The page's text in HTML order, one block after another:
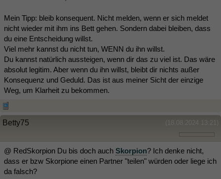
Mein Tipp: bleib konsequent. Nicht melden, wenn er sich meldet
nicht wieder mit ihm ins Bett gehen. Sondern dabei bleiben, dass
du eine Entscheidung willst.
Viel mehr kannst du nicht tun, WENN du ihn willst.
Du kannst natürlich aussteigen, wenn dir das zu viel ist. Das wäre
absolut legitim. Aber wenn du ihn willst, bleibt dir nichts außer
Konsequenz und Geduld. Das ist aus meiner Sicht der einzige
Weg, um Klarheit zu bekommen.
(18.08.2024 13:21)
Betty75
@ RedSkorpion Du bis doch auch Skorpion? Ich denke nicht,
dass er bzw Skorpione einen Partner "teilen" würden oder liege ich
da falsch?